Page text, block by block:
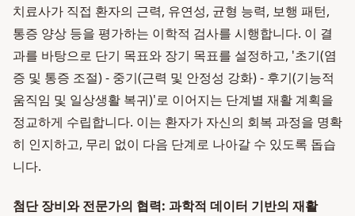
치료사가 직접 환자의 근력, 유연성, 균형 능력, 보행 패턴,
통증 양상 등을 평가하는 이학적 검사를 시행합니다. 이 결
과를 바탕으로 단기 목표와 장기 목표를 설정하고, '초기(염
증 및 통증 조절) - 중기(근력 및 안정성 강화) - 후기(기능적
움직임 및 일상생활 복귀)'로 이어지는 단계별 재활 계획을
정교하게 수립합니다. 이는 환자가 자신의 회복 과정을 명확
히 인지하고, 무리 없이 다음 단계로 나아갈 수 있도록 돕습
니다.
첨단 장비와 전문가의 협력: 과학적 데이터 기반의 재활